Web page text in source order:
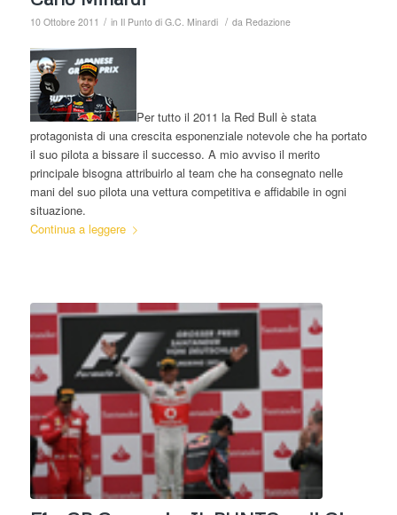
10 Ottobre 2011 / in Il Punto di G.C. Minardi / da Redazione
Per tutto il 2011 la Red Bull è stata
protagonista di una crescita esponenziale notevole che ha portato
il suo pilota a bissare il successo. A mio avviso il merito
principale bisogna attribuirlo al team che ha consegnato nelle
mani del suo pilota una vettura competitiva e affidabile in ogni
situazione.
Continua a leggere